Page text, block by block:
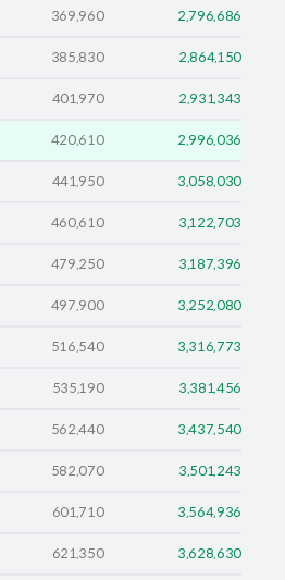
369,960 2,796,686
385,830 2,864,150
401,970 2,931,343
420,610 2,996,036
441,950 3,058,030
460,610 3,122,703
479,250 3,187,396
497,900 3,252,080
516,540 3,316,773
535,190 3,381,456
562,440 3,437,540
582,070 3,501,243
601,710 3,564,936
621,350 3,628,630